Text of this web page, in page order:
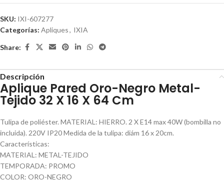
SKU: IXI-607277
Categorías: Apliques, IXIA
Share:
Descripción
Aplique Pared Oro-Negro Metal-
Tejido 32 X 16 X 64 Cm
Tulipa de poliéster. MATERIAL: HIERRO. 2 X E14 max 40W (bombilla no
incluida). 220V IP20 Medida de la tulipa: diám 16 x 20cm.
Características:
MATERIAL: METAL-TEJIDO
TEMPORADA: PROMO
COLOR: ORO-NEGRO